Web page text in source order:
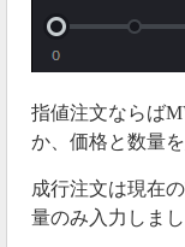
指値注文ならば
か、価格と数量
成行注文は現在
量のみ入力しまし